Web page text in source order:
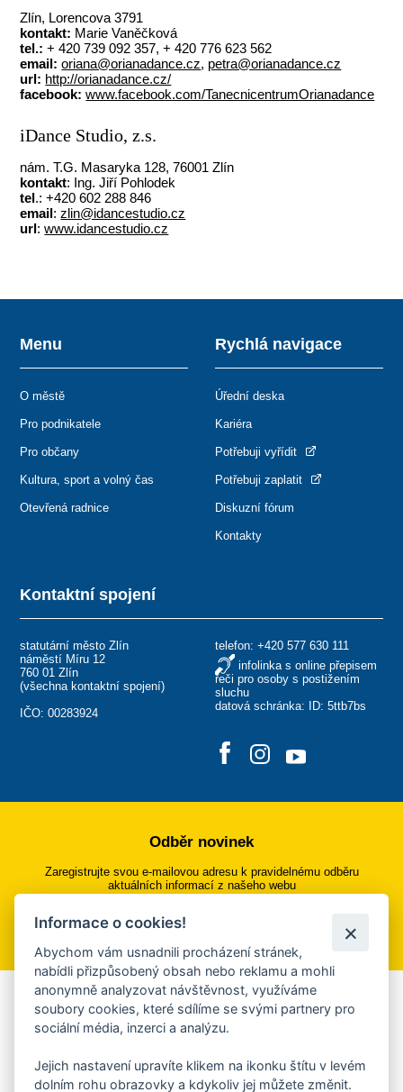
Zlín, Lorencova 3791
kontakt: Marie Vaněčková
tel.: + 420 739 092 357, + 420 776 623 562
email: oriana@orianadance.cz, petra@orianadance.cz
url: http://orianadance.cz/
facebook: www.facebook.com/TanecnicentrumOrianadance
iDance Studio, z.s.
nám. T.G. Masaryka 128, 76001 Zlín
kontakt: Ing. Jiří Pohlodek
tel.: +420 602 288 846
email:zlin@idancestudio.cz
url:www.idancestudio.cz
Kontaktní spojení
statutární město Zlín
náměstí Míru 12
760 01 Zlín
(všechna kontaktní spojení)
IČO: 00283924
telefon: +420 577 630 111
infolinka s online přepisem
řeči pro osoby s postižením
sluchu
datová schránka: ID: 5ttb7bs
Menu
O městě
Pro podnikatele
Pro občany
Kultura, sport a volný čas
Otevřená radnice
Rychlá navigace
Úřední deska
Kariéra
Potřebuji vyřídit
Potřebuji zaplatit
Diskuzní fórum
Kontakty
Odběr novinek
Zaregistrujte svou e-mailovou adresu k pravidelnému odběru
aktuálních informací z našeho webu
Přihlásit se k odběru
Aplikace Mobilní rozhlas
Chcete dostávat do svého mobilu či mailu upozornění na
ankety, pozvánky na kulturní a sportovní akce?
Informace o cookies!
Abychom vám usnadnili procházení stránek,
nabídli přizpůsobený obsah nebo reklamu a mohli
anonymně analyzovat návštěvnost, využíváme
soubory cookies, které sdílíme se svými partnery pro
sociální média, inzerci a analýzu.
Jejich nastavení upravíte klikem na ikonku štítu v levém
dolním rohu obrazovky a kdykoliv jej můžete změnit.